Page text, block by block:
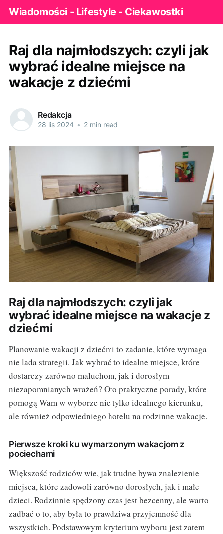
Wiadomości - Lifestyle - Ciekawostki
Raj dla najmłodszych: czyli jak
wybrać idealne miejsce na
wakacje z dziećmi
Redakcja
28 lis 2024 • 2 min read
Raj dla najmłodszych: czyli jak
wybrać idealne miejsce na wakacje z
dziećmi
Planowanie wakacji z dziećmi to zadanie, które wymaga
nie lada strategii. Jak wybrać to idealne miejsce, które
dostarczy zarówno maluchom, jak i dorosłym
niezapomnianych wrażeń? Oto praktyczne porady, które
pomogą Wam w wyborze nie tylko idealnego kierunku,
ale również odpowiedniego hotelu na rodzinne wakacje.
Pierwsze kroki ku wymarzonym wakacjom z
pociechami
Większość rodziców wie, jak trudne bywa znalezienie
miejsca, które zadowoli zarówno dorosłych, jak i małe
dzieci. Rodzinnie spędzony czas jest bezcenny, ale warto
zadbać o to, aby była to prawdziwa przyjemność dla
wszystkich. Podstawowym kryterium wyboru jest zatem